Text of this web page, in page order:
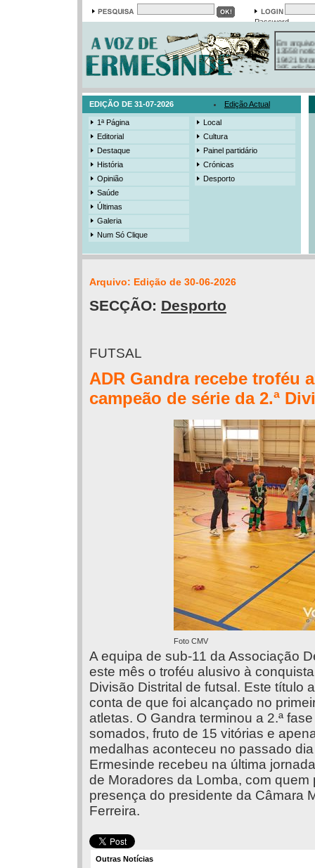
Password
Em arquivo
13558
19421
385
3206
EDIÇÃO DE 31-07-2026 Edição Actual
1ª Página
Editorial
Destaque
História
Opinião
Saúde
Últimas
Galeria
Num Só Clique
Local
Cultura
Painel partidário
Crónicas
Desporto
Arquivo: Edição de 30-06-2026
SECÇÃO: Desporto
FUTSAL
ADR Gandra recebe troféu
campeão de série da 2.ª
Foto CMV
A equipa de sub-11 da Associação
este mês o troféu alusivo à
Divisão Distrital de futsal. Este título
conta de que foi alcançado no
atletas. O Gandra terminou a 2.ª
somados, fruto de 15 vitórias e
medalhas aconteceu no passado
Ermesinde recebeu na última
de Moradores da Lomba, com
presença do presidente da Câmara
Ferreira.
Outras Notícias